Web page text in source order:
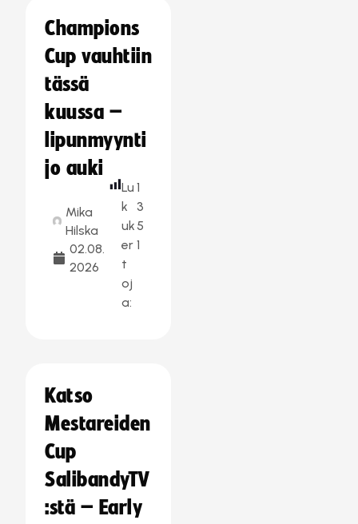
Champions
Cup vauhtiin
tässä
kuussa –
lipunmyynti
jo auki
Mika
Hilska
02.08.
2026
Lu
k
uk
er
t
oj
a:
1
3
5
1
Katso
Mestareiden
Cup
SalibandyTV
:stä – Early